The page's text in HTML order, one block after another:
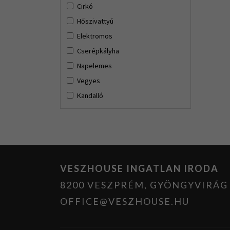
Cirkó
Hőszivattyú
Elektromos
Cserépkályha
Napelemes
Vegyes
Kandalló
VESZHOUSE INGATLAN IRODA
8200 VESZPRÉM,
OFFICE@VESZHOUSE.HU